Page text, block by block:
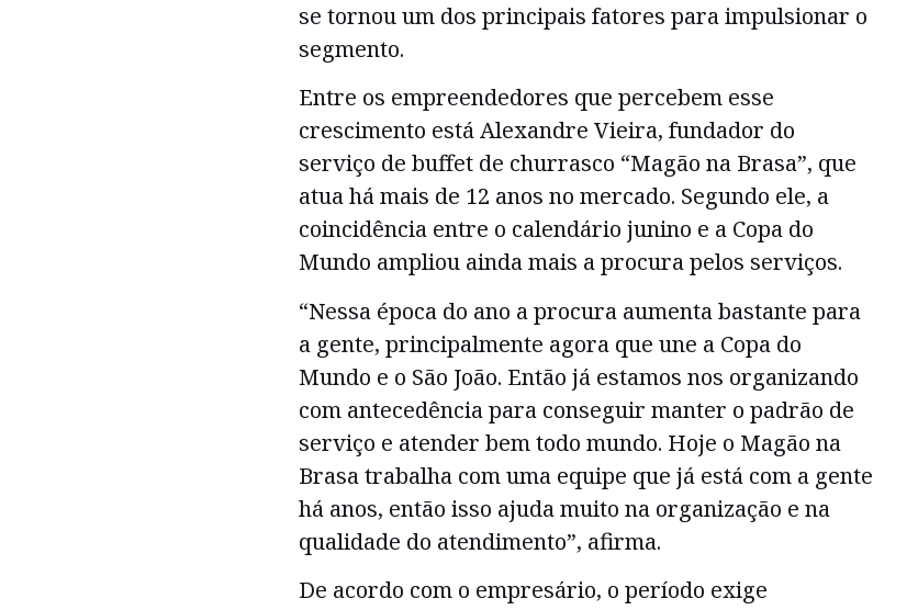
se tornou um dos principais fatores para impulsionar o
segmento.
Entre os empreendedores que percebem esse
crescimento está Alexandre Vieira, fundador do
serviço de buffet de churrasco “Magão na Brasa”, que
atua há mais de 12 anos no mercado. Segundo ele, a
coincidência entre o calendário junino e a Copa do
Mundo ampliou ainda mais a procura pelos serviços.
“Nessa época do ano a procura aumenta bastante para
a gente, principalmente agora que une a Copa do
Mundo e o São João. Então já estamos nos organizando
com antecedência para conseguir manter o padrão de
serviço e atender bem todo mundo. Hoje o Magão na
Brasa trabalha com uma equipe que já está com a gente
há anos, então isso ajuda muito na organização e na
qualidade do atendimento”, afirma.
De acordo com o empresário, o período exige